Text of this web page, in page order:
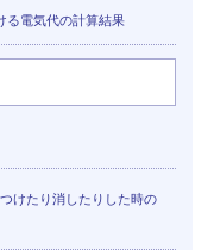
る電気代の計算結果
けたり消したりした時の